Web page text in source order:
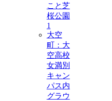
こと芝
桜公園
1
大空
町：大
空高校
女満別
キャン
パス内
グラウ